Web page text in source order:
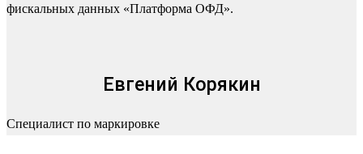
фискальных данных «Платформа ОФД».
Евгений Корякин
Специалист по маркировке